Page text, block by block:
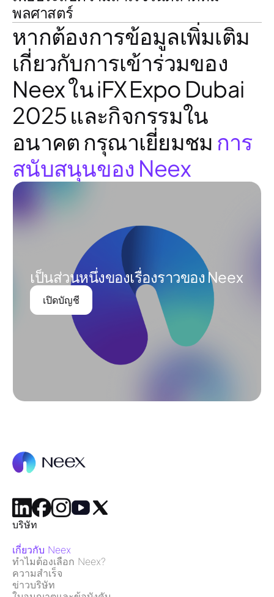
พลศาสตร์
หากต้องการข้อมูลเพิ่มเติม
เกี่ยวกับการเข้าร่วมของ
Neex ใน iFX Expo Dubai
2025 และกิจกรรมใน
อนาคต กรุณาเยี่ยมชม การ
สนับสนุนของ Neex
เป็นส่วนหนึ่งของเรื่องราวของ Neex
เปิดบัญชี
บริษัท
เกี่ยวกับ Neex
ทำไมต้องเลือก Neex?
ความสำเร็จ
ข่าวบริษัท